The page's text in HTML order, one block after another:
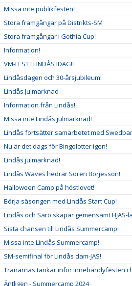
Missa inte publikfesten!
Stora framgångar på Distrikts-SM
Stora framgångar i Gothia Cup!
Information!
VM-FEST I LINDÅS IDAG!!
Lindåsdagen och 30-årsjubileum!
Lindås Julmarknad
Information från Lindås!
Missa inte Lindås julmarknad!
Lindås fortsätter samarbetet med
Nu är det dags för Bingolotter igen!
Lindås julmarknad!
Lindås Waves hedrar Sören Börjesson!
Halloween Camp på höstlovet!
Börja säsongen med Lindås Start Cup!
Lindås och Särö skapar gemensamt HJAS-
Sista chansen till Lindås Summercamp!
Missa inte Lindås Summercamp!
SM-semifinal för Lindås dam-JAS!
Tränarnas tankar inför innebandyfesten i
Äntligen - Summercamp 2024